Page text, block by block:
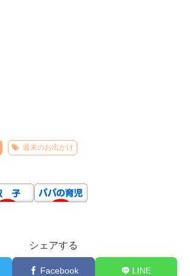
週末のお出かけ
シェアする
Facebook LINE